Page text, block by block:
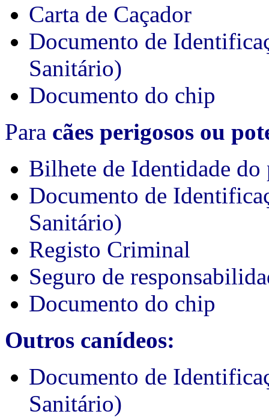
Carta de Caçador
Documento de
Sanitário)
Documento do chip
Para cães perigosos ou
Bilhete de Identidade
Documento de
Sanitário)
Registo Criminal
Seguro de
Documento do chip
Outros canídeos:
Documento de
Sanitário)